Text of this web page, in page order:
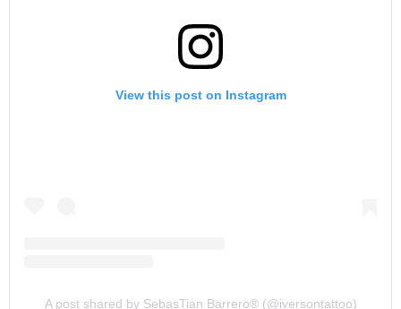
View this post on Instagram
A post shared by SebasTian Barrero®️ (@iversontattoo)